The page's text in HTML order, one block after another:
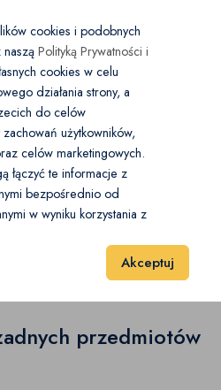
×
PL
PLN
Akcesoria i części
(0)
20 60
przedmiotów
cookies i podobnych
nasząPolityką Prywatności i
cookies w celu
działania strony, a
do celów
zachowań użytkowników,
celów marketingowych.
łączyć te informacje z
bezpośrednio od
w wyniku korzystania z
Akceptuj